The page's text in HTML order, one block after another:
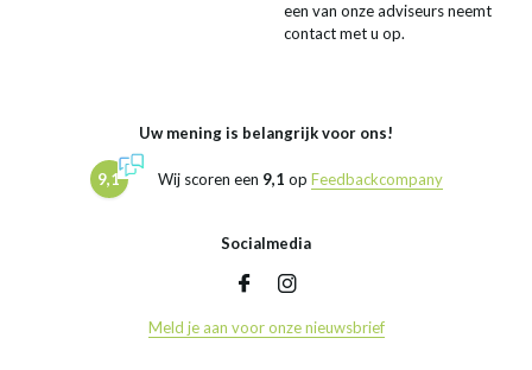
een van onze adviseurs neemt
contact met u op.
Uw mening is belangrijk voor ons!
9,1 Wij scoren een 9,1 op Feedbackcompany
Socialmedia
Meld je aan voor onze nieuwsbrief